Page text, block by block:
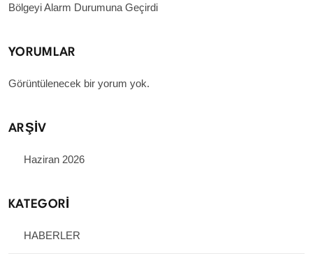
Bölgeyi Alarm Durumuna Geçirdi
YORUMLAR
Görüntülenecek bir yorum yok.
ARŞIV
Haziran 2026
KATEGORİ
HABERLER